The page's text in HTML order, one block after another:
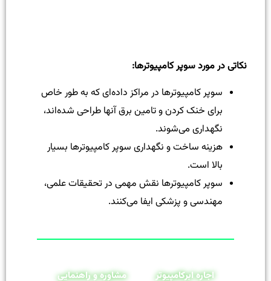
نکاتی در مورد سوپر کامپیوترها:
سوپر کامپیوترها در مراکز داده‌ای که به طور خاص
برای خنک کردن و تامین برق آنها طراحی شده‌اند،
نگهداری می‌شوند.
هزینه ساخت و نگهداری سوپر کامپیوترها بسیار
بالا است.
سوپر کامپیوترها نقش مهمی در تحقیقات علمی،
مهندسی و پزشکی ایفا می‌کنند.
اجاره ابرکامپیوتر مشاوره و راهنمایی